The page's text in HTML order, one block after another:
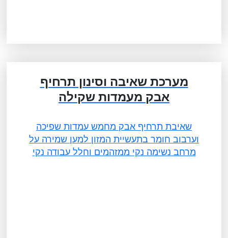
מערכת שאיבה וסינון תרחיף
אבק מעמדות שקילה
שאיבת תרחיף אבק מחמש עמדות שפיכה
וערבוב חומר בתעשיית המזון למען שמירה על
מרחב נשימה נקי ממזהמים וחלל עבודה נקי